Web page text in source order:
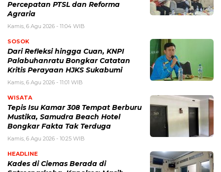
Percepatan PTSL dan Reforma
Agraria
Kamis, 6 Agu 2026 - 11:04 WIB
SOSOK
Dari Refleksi hingga Cuan, KNPI
Palabuhanratu Bongkar Catatan
Kritis Perayaan HJKS Sukabumi
Kamis, 6 Agu 2026 - 11:01 WIB
WISATA
Tepis Isu Kamar 308 Tempat Berburu
Mustika, Samudra Beach Hotel
Bongkar Fakta Tak Terduga
Kamis, 6 Agu 2026 - 10:25 WIB
HEADLINE
Kades di Ciemas Berada di